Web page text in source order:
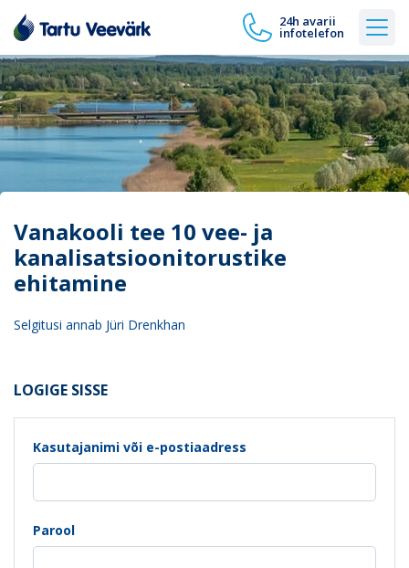
24h avarii
infotelefon
Vanakooli tee 10 vee- ja
kanalisatsioonitorustike
ehitamine
Selgitusi annab Jüri Drenkhan
LOGIGE SISSE
Kasutajanimi või e-postiaadress
Parool